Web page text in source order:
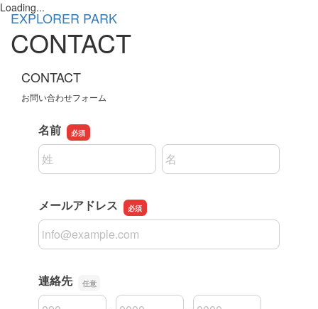
Loading...
EXPLORER PARK
CONTACT
CONTACT
お問い合わせフォーム